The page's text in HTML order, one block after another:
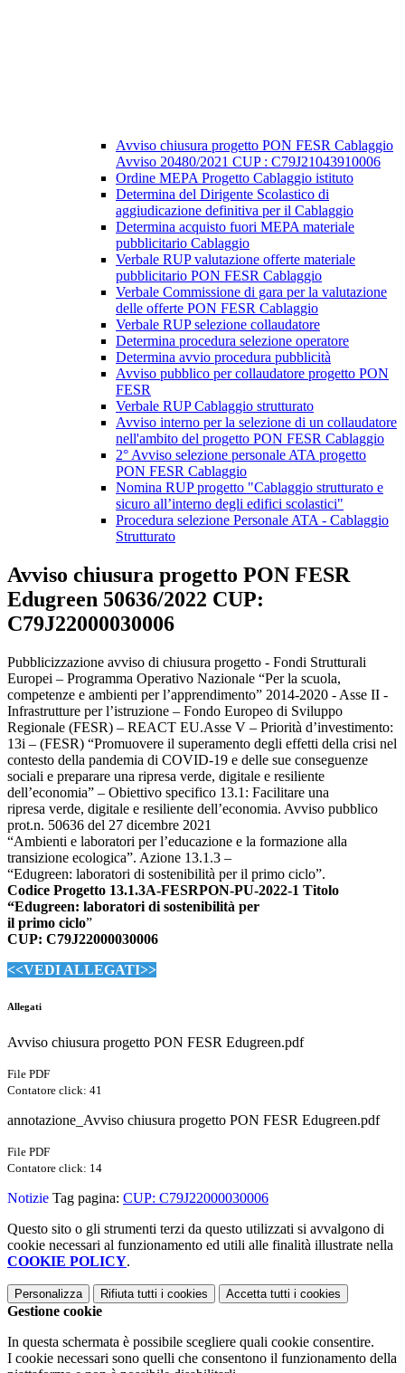
Avviso chiusura progetto PON FESR Cablaggio
Avviso 20480/2021 CUP : C79J21043910006
Ordine MEPA Progetto Cablaggio istituto
Determina del Dirigente Scolastico di
aggiudicazione definitiva per il Cablaggio
Determina acquisto fuori MEPA materiale
pubblicitario Cablaggio
Verbale RUP valutazione offerte materiale
pubblicitario PON FESR Cablaggio
Verbale Commissione di gara per la valutazione
delle offerte PON FESR Cablaggio
Verbale RUP selezione collaudatore
Determina procedura selezione operatore
Determina avvio procedura pubblicità
Avviso pubblico per collaudatore progetto PON
FESR
Verbale RUP Cablaggio strutturato
Avviso interno per la selezione di un collaudatore
nell'ambito del progetto PON FESR Cablaggio
2° Avviso selezione personale ATA progetto
PON FESR Cablaggio
Nomina RUP progetto "Cablaggio strutturato e
sicuro all’interno degli edifici scolastici"
Procedura selezione Personale ATA - Cablaggio
Strutturato
Avviso chiusura progetto PON FESR
Edugreen 50636/2022 CUP:
C79J22000030006
Pubblicizzazione avviso di chiusura progetto - Fondi Strutturali
Europei – Programma Operativo Nazionale “Per la scuola,
competenze e ambienti per l’apprendimento” 2014-2020 - Asse II -
Infrastrutture per l’istruzione – Fondo Europeo di Sviluppo
Regionale (FESR) – REACT EU.Asse V – Priorità d’investimento:
13i – (FESR) “Promuovere il superamento degli effetti della crisi nel
contesto della pandemia di COVID-19 e delle sue conseguenze
sociali e preparare una ripresa verde, digitale e resiliente
dell’economia” – Obiettivo specifico 13.1: Facilitare una
ripresa verde, digitale e resiliente dell’economia. Avviso pubblico
prot.n. 50636 del 27 dicembre 2021
“Ambienti e laboratori per l’educazione e la formazione alla
transizione ecologica”. Azione 13.1.3 –
“Edugreen: laboratori di sostenibilità per il primo ciclo”.
Codice Progetto 13.1.3A-FESRPON-PU-2022-1 Titolo
“Edugreen: laboratori di sostenibilità per
il primo ciclo”
CUP: C79J22000030006
<<VEDI ALLEGATI>>
Allegati
Avviso chiusura progetto PON FESR Edugreen.pdf
File PDF
Contatore click: 41
annotazione_Avviso chiusura progetto PON FESR Edugreen.pdf
File PDF
Contatore click: 14
Notizie Tag pagina: CUP: C79J22000030006
Questo sito o gli strumenti terzi da questo utilizzati si avvalgono di
cookie necessari al funzionamento ed utili alle finalità illustrate nella
COOKIE POLICY.
Personalizza Rifiuta tutti i cookies Accetta tutti i cookies
Gestione cookie
In questa schermata è possibile scegliere quali cookie consentire.
I cookie necessari sono quelli che consentono il funzionamento della